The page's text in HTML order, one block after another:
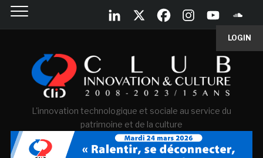
LOGIN
L'innovation technologique et sociale au service du
patrimoine et de la culture